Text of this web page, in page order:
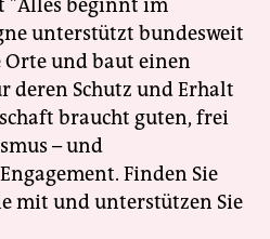
"Alles beginnt im
unterstützt bundesweit
und baut einen
deren Schutz und Erhalt
braucht guten, frei
– und
Finden Sie
mit und unterstützen Sie